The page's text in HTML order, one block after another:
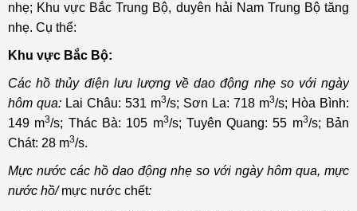
nhẹ; Khu vực Bắc Trung Bộ, duyên hải Nam Trung Bộ tăng
nhẹ. Cụ thể:
Khu vực Bắc Bộ:
Các hồ thủy điện lưu lượng về dao động nhẹ so với ngày
hôm qua: Lai Châu: 531 m3/s; Sơn La: 718 m3/s; Hòa Bình:
149 m3/s; Thác Bà: 105 m3/s; Tuyên Quang: 55 m3/s; Bản
Chát: 28 m3/s.
Mực nước các hồ dao động nhẹ so với ngày hôm qua, mực
nước hồ/mực nước chết: